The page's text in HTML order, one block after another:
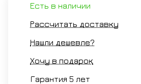
Есть в наличии
Рассчитать доставку
Нашли дешевле?
Хочу в подарок
Гарантия 5 лет